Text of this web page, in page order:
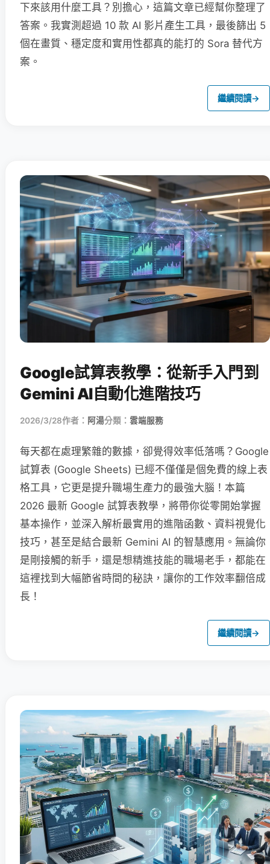
下來該用什麼工具？別擔心，這篇文章已經幫你整理了
答案。我實測超過 10 款 AI 影片產生工具，最後篩出 5
個在畫質、穩定度和實用性都真的能打的 Sora 替代方
案。
繼續閱讀→
Google試算表教學：從新手入門到
Gemini AI自動化進階技巧
2026/3/28作者： 阿湯分類： 雲端服務
每天都在處理繁雜的數據，卻覺得效率低落嗎？Google
試算表 (Google Sheets) 已經不僅僅是個免費的線上表
格工具，它更是提升職場生產力的最強大腦！本篇
2026 最新 Google 試算表教學，將帶你從零開始掌握
基本操作，並深入解析最實用的進階函數、資料視覺化
技巧，甚至是結合最新 Gemini AI 的智慧應用。無論你
是剛接觸的新手，還是想精進技能的職場老手，都能在
這裡找到大幅節省時間的秘訣，讓你的工作效率翻倍成
長！
繼續閱讀→